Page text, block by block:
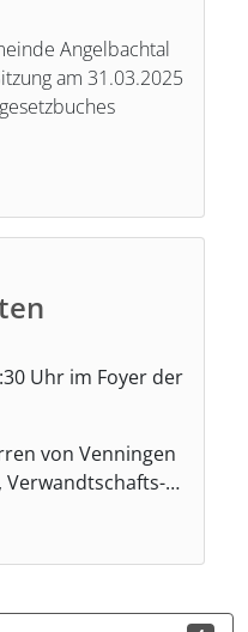
Angelbachtal
am 31.03.2025
Uhr im Foyer der
von Venningen
Verwandtschafts-…